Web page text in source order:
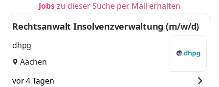
Jobszu dieser Suche per Mail erhalten
Rechtsanwalt Insolvenzverwaltung (m/w/d)
dhpg
Aachen
vor 4 Tagen